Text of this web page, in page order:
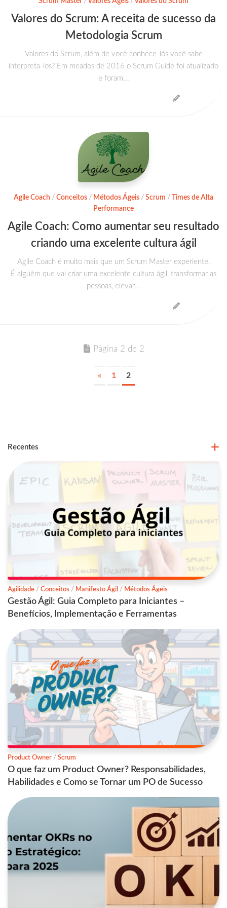
Valores do Scrum: A receita de sucesso da
Metodologia Scrum
Valores do Scrum, além de você conhece-lós você sabe
interpreta-los? Em meados de 2016 o Scrum Guide foi atualizado
e foram...
Agile Coach / Conceitos / Métodos Ágeis / Scrum / Times de Alta
Performance
Agile Coach: Como aumentar seu resultado
criando uma excelente cultura ágil
Agile Coach é muito mais que um Scrum Master experiente.
É alguém que vai criar uma excelente cultura ágil, transformar as
pessoas, elevar...
Página 2 de 2
« 1 2
Recentes
Agilidade / Conceitos / Manifesto Ágil / Métodos Ágeis
Gestão Ágil: Guia Completo para Iniciantes –
Benefícios, Implementação e Ferramentas
Product Owner / Scrum
O que faz um Product Owner? Responsabilidades,
Habilidades e Como se Tornar um PO de Sucesso